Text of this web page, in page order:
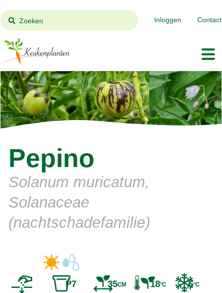
Contact
Inloggen
Zoeken
Pepino
Solanum muricatum,
Solanaceae
(nachtschadefamilie)
°C
6
°C
18
CM
35
P7